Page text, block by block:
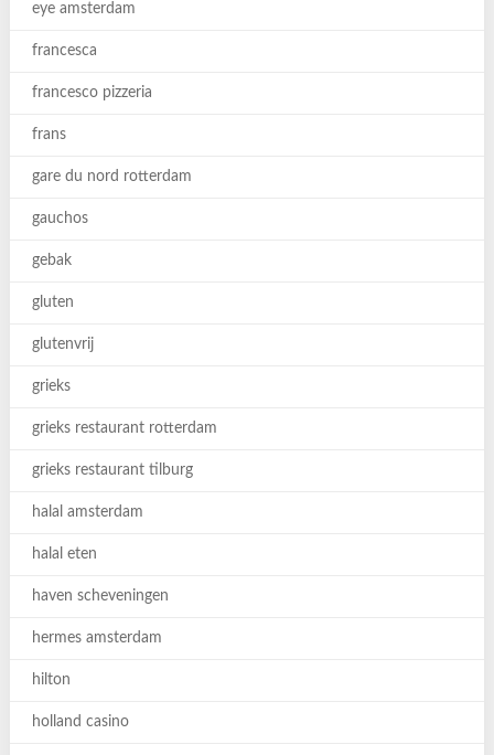
eye amsterdam
francesca
francesco pizzeria
frans
gare du nord rotterdam
gauchos
gebak
gluten
glutenvrij
grieks
grieks restaurant rotterdam
grieks restaurant tilburg
halal amsterdam
halal eten
haven scheveningen
hermes amsterdam
hilton
holland casino